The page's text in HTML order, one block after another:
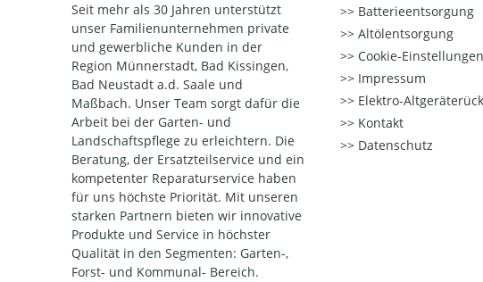
Seit mehr als 30 Jahren unterstützt
unser Familienunternehmen private
und gewerbliche Kunden in der
Region Münnerstadt, Bad Kissingen,
Bad Neustadt a.d. Saale und
Maßbach. Unser Team sorgt dafür die
Arbeit bei der Garten- und
Landschaftspflege zu erleichtern. Die
Beratung, der Ersatzteilservice und ein
kompetenter Reparaturservice haben
für uns höchste Priorität. Mit unseren
starken Partnern bieten wir innovative
Produkte und Service in höchster
Qualität in den Segmenten: Garten-,
Forst- und Kommunal- Bereich.
Batterieentsorgung
Altölentsorgung
Cookie-Einstellungen
Impressum
Elektro-
Kontakt
Datenschutz